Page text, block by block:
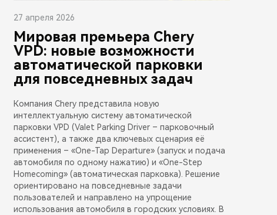
27 апреля 2026
Мировая премьера Chery
VPD: новые возможности
автоматической парковки
для повседневных задач
Компания Chery представила новую
интеллектуальную систему автоматической
парковки VPD (Valet Parking Driver – парковочный
ассистент), а также два ключевых сценария её
применения – «One-Tap Departure» (запуск и подача
автомобиля по одному нажатию) и «One-Step
Homecoming» (автоматическая парковка). Решение
ориентировано на повседневные задачи
пользователей и направлено на упрощение
использования автомобиля в городских условиях. В